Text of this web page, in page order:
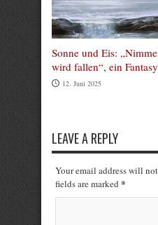
Sonne und Eis:
wird fallen“, ein
12. Juni 2025
LEAVE A REPLY
Your email address will
fields are marked *